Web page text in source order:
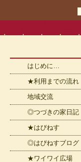
はじめに…
★利用までの流れ
地域交流
◎つづきの家日記
★はぴねす
◎はぴねすブログ
★ワイワイ広場